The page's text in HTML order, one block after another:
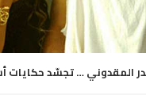
المقدوني … تجسّد حكايات